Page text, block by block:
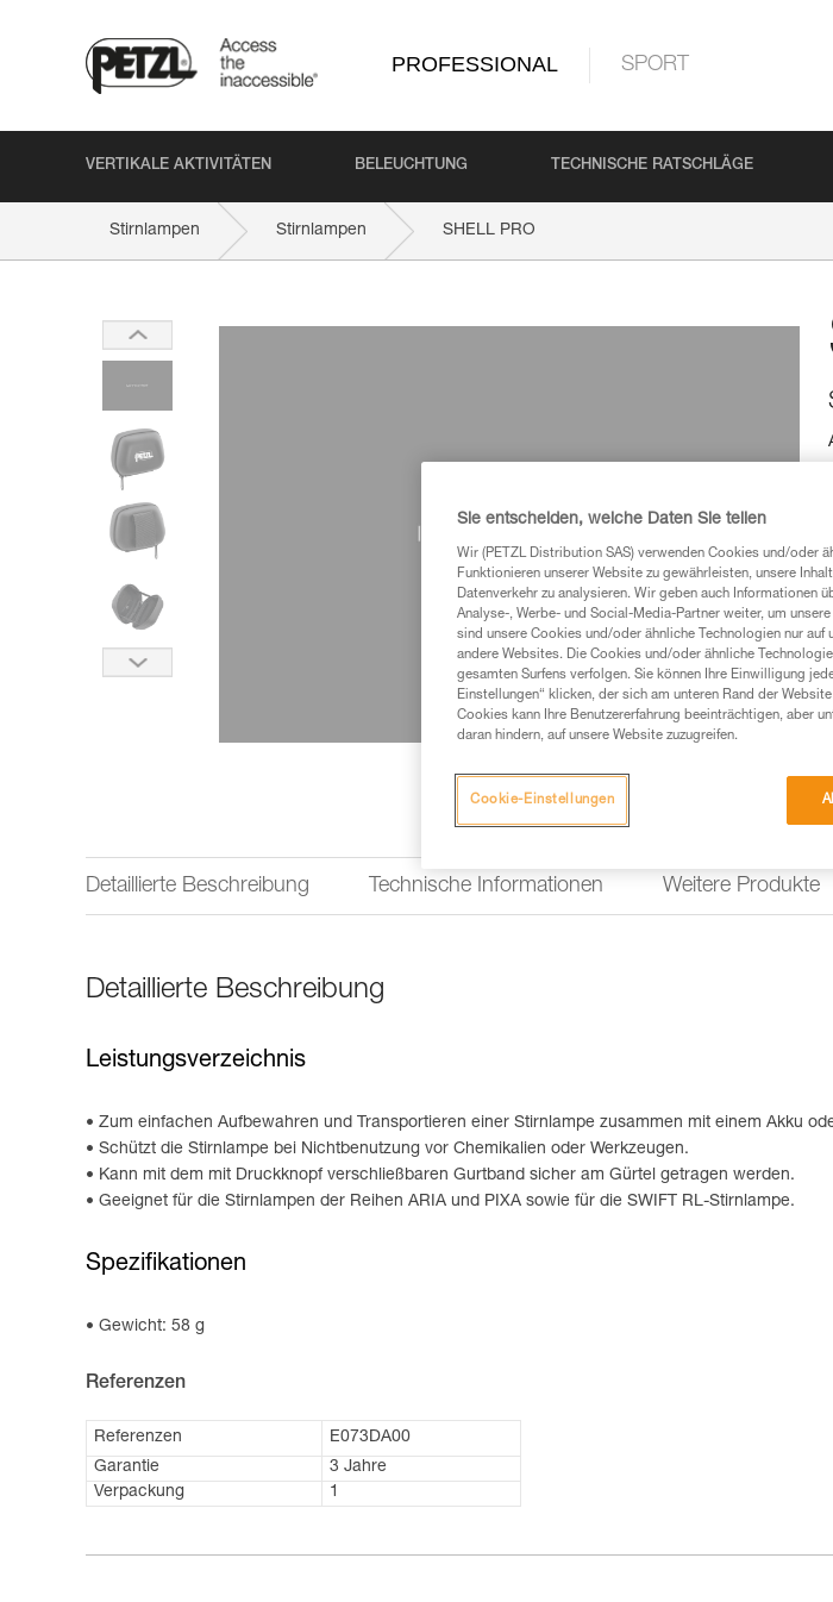
PROFESSIONAL SPORT
VERTIKALE AKTIVITÄTEN BELEUCHTUNG TECHNISCHE RATSCHLÄGE
Stirnlampen Stirnlampen SHELL PRO
Detaillierte Beschreibung Technische Informationen Weitere Produkte
Detaillierte Beschreibung
Leistungsverzeichnis
Zum einfachen Aufbewahren und Transportieren einer Stirnlampe zusammen mit einem Akku
Schützt die Stirnlampe bei Nichtbenutzung vor Chemikalien oder Werkzeugen.
Kann mit dem mit Druckknopf verschließbaren Gurtband sicher am Gürtel getragen werden.
Geeignet für die Stirnlampen der Reihen ARIA und PIXA sowie für die SWIFT RL-Stirnlampe.
Spezifikationen
Gewicht: 58 g
Referenzen
Referenzen
E073DA00
Garantie
3 Jahre
Verpackung
1
Sie entscheiden, welche Daten Sie teilen
Wir (PETZL Distribution SAS) verwenden Cookies und/oder
Funktionieren unserer Website zu gewährleisten, unsere
Datenverkehr zu analysieren. Wir geben auch Informationen
Analyse-, Werbe- und Social-Media-Partner weiter, um
sind unsere Cookies und/oder ähnliche Technologien nur
andere Websites. Die Cookies und/oder ähnliche
gesamten Surfens verfolgen. Sie können Ihre Einwilligung
Einstellungen“ klicken, der sich am unteren Rand der
Cookies kann Ihre Benutzererfahrung beeinträchtigen, aber
daran hindern, auf unsere Website zuzugreifen.
Cookie-Einstellungen